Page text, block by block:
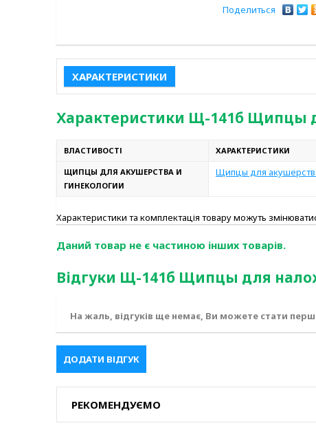
Поделиться
ХАРАКТЕРИСТИКИ
Характеристики Щ-141б Щипцы
ВЛАСТИВОСТІ ХАРАКТЕРИСТИКИ
ЩИПЦЫ ДЛЯ АКУШЕРСТВА И
ГИНЕКОЛОГИИ
Щипцы для
Характеристики та комплектація товару можуть
Даний товар не є частиною інших товарів.
Відгуки Щ-141б Щипцы для
На жаль, відгуків ще немає, Ви можете стати
ДОДАТИ ВІДГУК
РЕКОМЕНДУЄМО